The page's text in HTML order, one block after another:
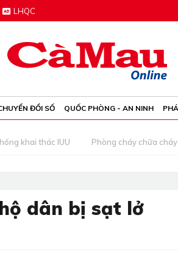
LHQC
ĐỔI SỐ QUỐC PHÒNG - AN NINH
khai thác IUU Phòng cháy chữa
dân bị sạt lở